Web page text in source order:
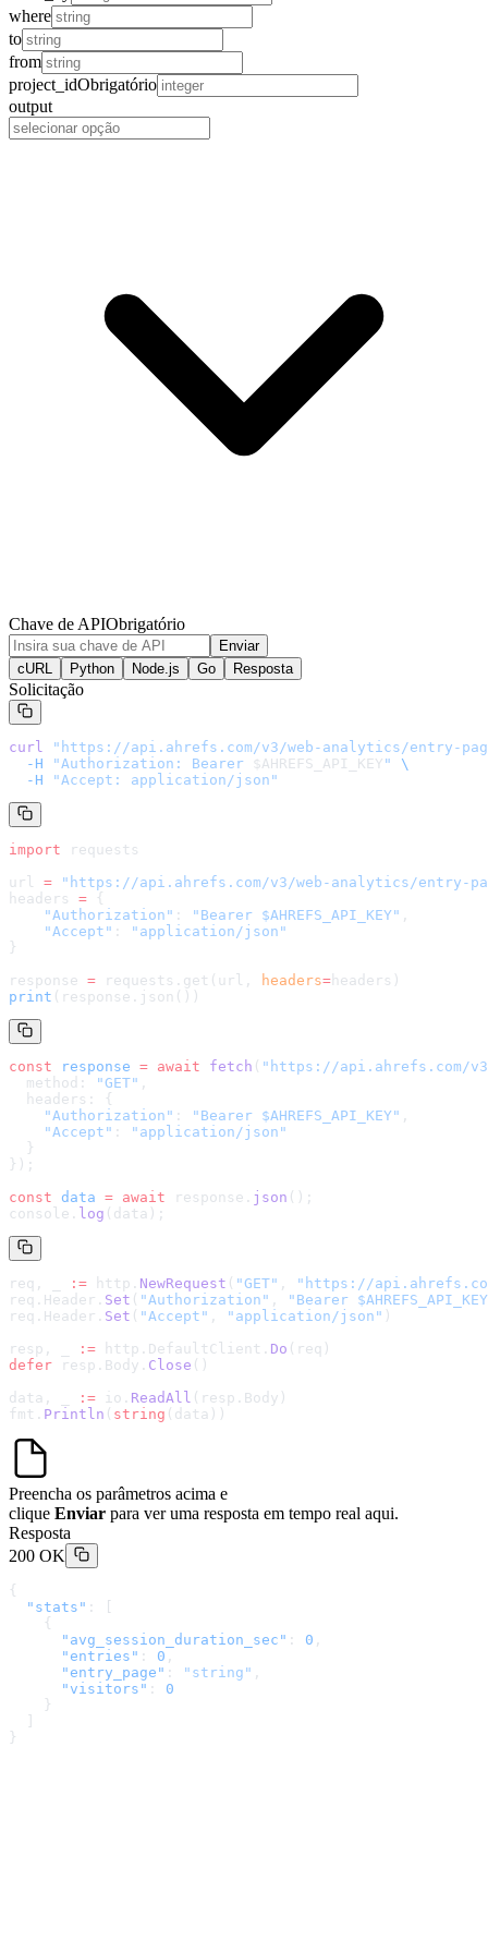
where
to
from
project_idObrigatório
output
Chave de APIObrigatório
Enviar
cURL
Python Node.js Go Resposta
Solicitação
curl " https://api.ahrefs.com/v3/web-analytics/entry-
  -H
"Authorization: Bearer $AHREFS_API_KEY "
\
  -H
"Accept: application/json"
import requests
url = " https://api.ahrefs.com/v3/web-analytics/entry-
headers = {
    "Authorization"
: "Bearer $AHREFS_API_KEY" ,
    "Accept"
:
"application/json"
}
response = requests.get(url, headers= headers )
print (response.json())
const response = await fetch ( " https://api.ahrefs.com/
  method:
"GET" ,
  headers: {
    "Authorization"
: "Bearer $AHREFS_API_KEY" ,
    "Accept"
:
"application/json"
  }
});
const data = await response. json ();
console. log (data);
req, _ := http. NewRequest ( "GET" , " https://
req.Header. Set ( "Authorization" ,
"Bearer
req.Header. Set ( "Accept" , "application/json" )
resp, _
:= http.DefaultClient. Do (req)
defer resp.Body. Close ()
data, _
:= io. ReadAll (resp.Body)
fmt. Println ( string (data))
Preencha os parâmetros acima e
clique Enviar para ver uma resposta em tempo real aqui.
Resposta
200 OK
{
  "stats"
: [
    {
      "avg_session_duration_sec"
: 0 ,
      "entries"
: 0 ,
      "entry_page"
: "string" ,
      "visitors"
: 0
    }
}